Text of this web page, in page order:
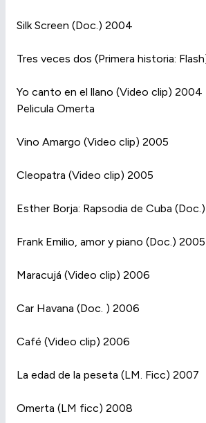
Silk Screen (Doc.) 2004
Tres veces dos (Primera historia:
Yo canto en el llano (Video clip) 2004
Pelicula Omerta
Vino Amargo (Video clip) 2005
Cleopatra (Video clip) 2005
Esther Borja: Rapsodia de Cuba
Frank Emilio, amor y piano (Doc.) 2005
Maracujá (Video clip) 2006
Car Havana (Doc. ) 2006
Café (Video clip) 2006
La edad de la peseta (LM. Ficc) 2007
Omerta (LM ficc) 2008